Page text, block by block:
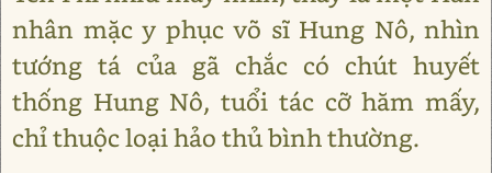
nhân mặc y phục võ sĩ Hung Nô, nhìn
tướng tá của gã chắc có chút huyết
thống Hung Nô, tuổi tác cỡ hăm mấy,
chỉ thuộc loại hảo thủ bình thường.